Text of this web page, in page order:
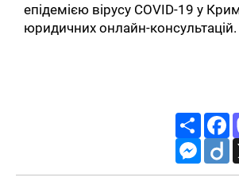
епідемією вірусу COVID-19 у
юридичних онлайн-консультацій.
Share